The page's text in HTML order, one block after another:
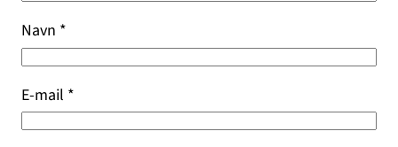
Navn *
E-mail *